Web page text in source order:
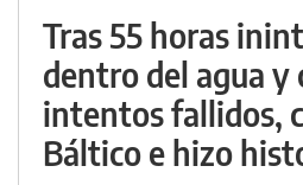
Tras 55 horas
dentro del agua y
intentos fallidos,
Báltico e hizo